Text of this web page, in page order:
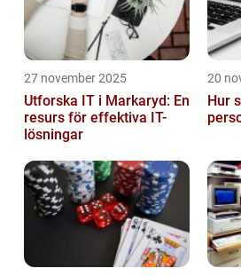
27 november 2025
Utforska IT i Markaryd: En
resurs för effektiva IT-
lösningar
20
Hur